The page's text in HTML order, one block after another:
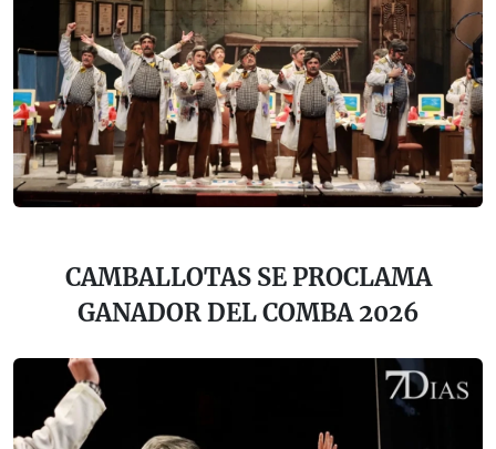
CAMBALLOTAS SE PROCLAMA
GANADOR DEL COMBA 2026